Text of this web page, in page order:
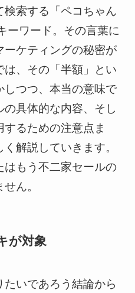
検索する「ペコちゃん
ーワード。その言葉に
ーケティングの秘密が
は、その「半額」とい
しつつ、本当の意味で
具体的な内容、そし
るための注意点ま
解説していきます。
はもう不二家セールの
ん。
が対象
たいであろう結論から